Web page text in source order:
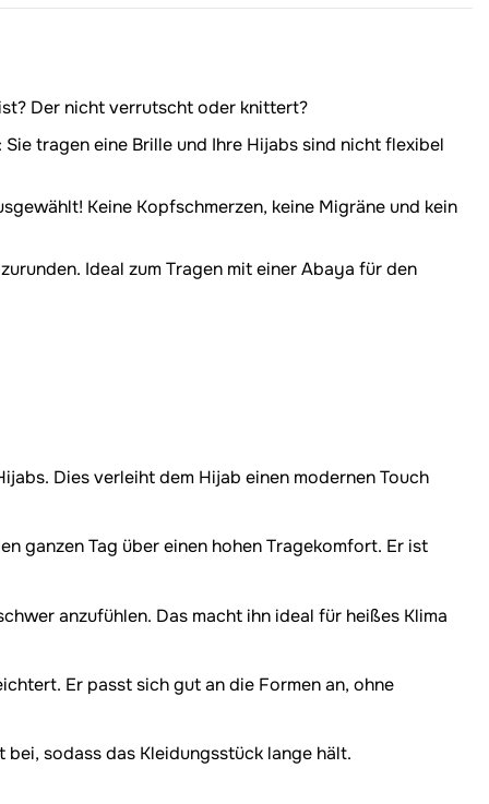
Der nicht verrutscht oder knittert?
tragen eine Brille und Ihre Hijabs sind nicht flexibel
Keine Kopfschmerzen, keine Migräne und kein
Ideal zum Tragen mit einer Abaya für den
Dies verleiht dem Hijab einen modernen Touch
ganzen Tag über einen hohen Tragekomfort. Er ist
anzufühlen. Das macht ihn ideal für heißes Klima
Er passt sich gut an die Formen an, ohne
sodass das Kleidungsstück lange hält.